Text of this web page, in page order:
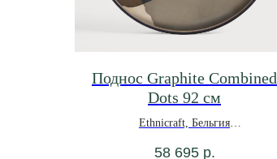
Поднос Graphite Combined
Dots 92 см
Ethnicraft, Бельгия
58 695 р.